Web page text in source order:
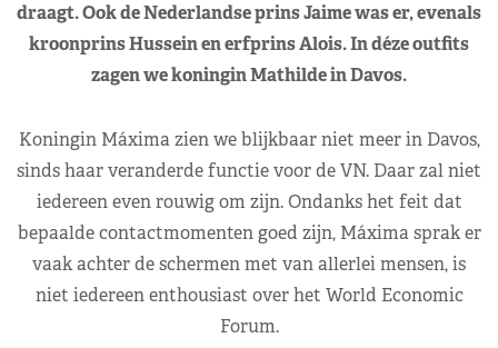
draagt. Ook de Nederlandse prins Jaime was er, evenals
kroonprins Hussein en erfprins Alois. In déze outfits
zagen we koningin Mathilde in Davos.
Koningin Máxima zien we blijkbaar niet meer in Davos,
sinds haar veranderde functie voor de VN. Daar zal niet
iedereen even rouwig om zijn. Ondanks het feit dat
bepaalde contactmomenten goed zijn, Máxima sprak er
vaak achter de schermen met van allerlei mensen, is
niet iedereen enthousiast over het World Economic
Forum.